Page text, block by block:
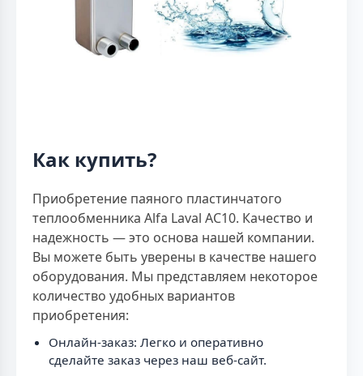
Как купить?
Приобретение паяного пластинчатого
теплообменника Alfa Laval AC10. Качество и
надежность — это основа нашей компании.
Вы можете быть уверены в качестве нашего
оборудования. Мы представляем некоторое
количество удобных вариантов
приобретения:
Онлайн-заказ: Легко и оперативно
сделайте заказ через наш веб-сайт.